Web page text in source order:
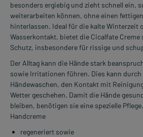
besonders ergiebig und zieht schnell ein,
weiterarbeiten können, ohne einen
hinterlassen. Ideal für die kalte Winterzeit
Wasserkontakt, bietet die Cicalfate Creme
Schutz, insbesondere für rissige und
Der Alltag kann die Hände stark
sowie Irritationen führen. Dies kann durch
Händewaschen, den Kontakt mit
Wetter geschehen. Damit die Hände
bleiben, benötigen sie eine spezielle
Handcreme
regeneriert sowie